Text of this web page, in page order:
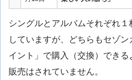
シングルとアルバムそれぞれ１
していますが、どちらもセゾ
イント」で購入（交換）でき
販売はされていません。